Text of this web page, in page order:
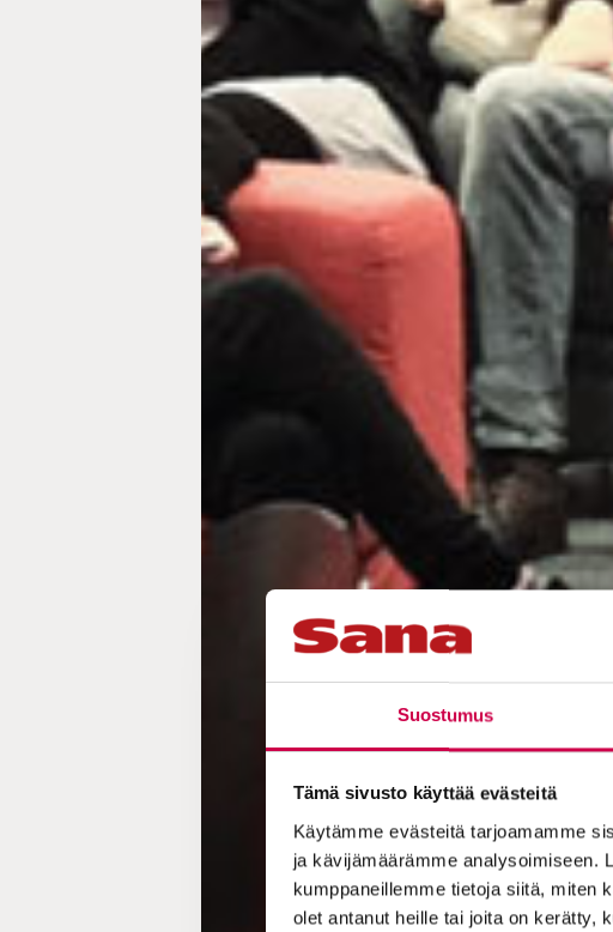
Suostumus
Tämä sivusto käyttää evästeitä
Käytämme evästeitä tarjoamamme
ja kävijämäärämme analysoimiseen.
kumppaneillemme tietoja siitä, miten
olet antanut heille tai joita on kerätty,